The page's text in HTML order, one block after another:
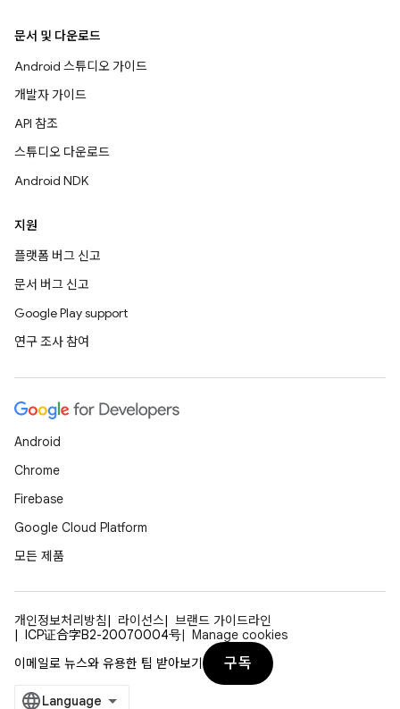
문서 및 다운로드
Android 스튜디오 가이드
개발자 가이드
API 참조
스튜디오 다운로드
Android NDK
지원
플랫폼 버그 신고
문서 버그 신고
Google Play support
연구 조사 참여
Android
Chrome
Firebase
Google Cloud Platform
모든 제품
개인정보처리방침 라이선스
브랜드 가이드라인
ICP证合字B2-20070004号
Manage cookies
이메일로 뉴스와 유용한 팁 받아보기
구독